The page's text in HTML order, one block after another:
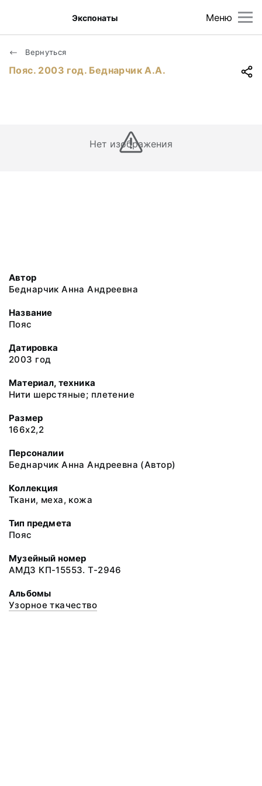
Меню
Экспонаты
Вернуться
Пояс. 2003 год. Беднарчик А.А.
Нет изображения
Автор
Беднарчик Анна Андреевна
Название
Пояс
Датировка
2003 год
Материал, техника
Нити шерстяные; плетение
Размер
166х2,2
Персоналии
Беднарчик Анна Андреевна (Автор)
Коллекция
Ткани, меха, кожа
Тип предмета
Пояс
Музейный номер
АМДЗ КП-15553. Т-2946
Альбомы
Узорное ткачество